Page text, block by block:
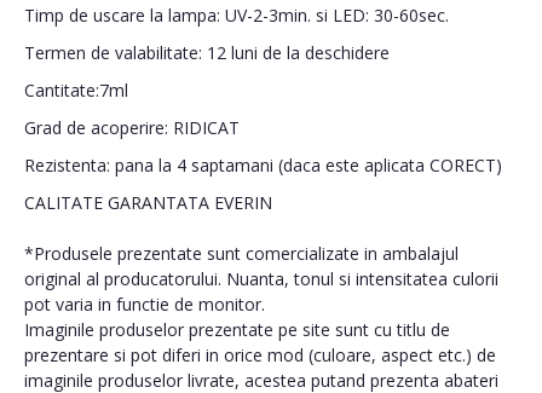
Timp de uscare la lampa: UV-2-3min. si LED: 30-60sec.
Termen de valabilitate: 12 luni de la deschidere
Cantitate:7ml
Grad de acoperire: RIDICAT
Rezistenta: pana la 4 saptamani (daca este aplicata CORECT)
CALITATE GARANTATA EVERIN
*Produsele prezentate sunt comercializate in ambalajul
original al producatorului. Nuanta, tonul si intensitatea culorii
pot varia in functie de monitor.
Imaginile produselor prezentate pe site sunt cu titlu de
prezentare si pot diferi in orice mod (culoare, aspect etc.) de
imaginile produselor livrate, acestea putand prezenta abateri